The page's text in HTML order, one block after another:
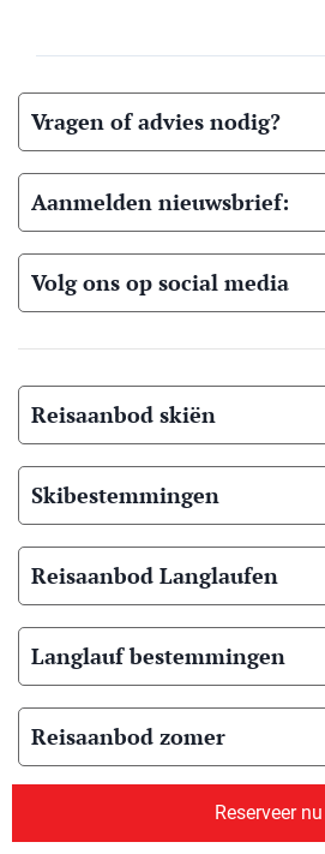
Reserveer nu
Vragen of advies nodig?
Aanmelden nieuwsbrief:
Volg ons op social media
Reisaanbod skiën
Skibestemmingen
Reisaanbod Langlaufen
Langlauf bestemmingen
Reisaanbod zomer
Overig reisaanbod